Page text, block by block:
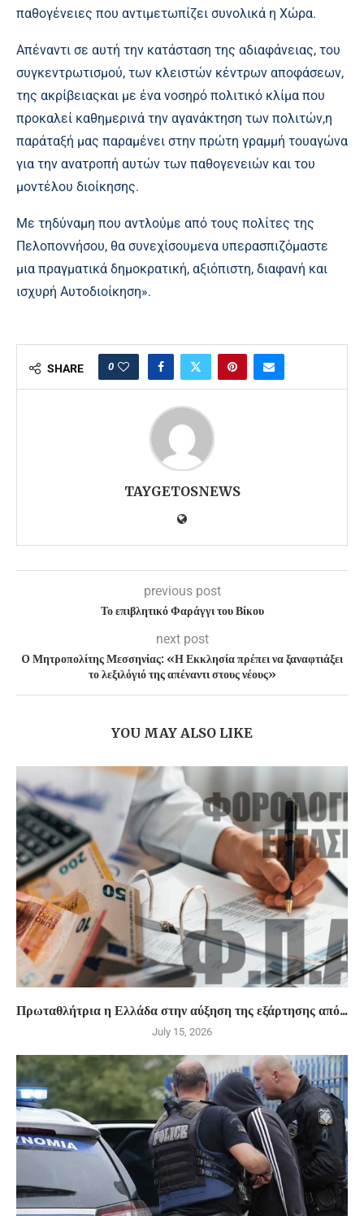
παθογένειες που αντιμετωπίζει συνολικά η Χώρα.
Απέναντι σε αυτή την κατάσταση της αδιαφάνειας, του
συγκεντρωτισμού, των κλειστών κέντρων αποφάσεων,
της ακρίβειαςκαι με ένα νοσηρό πολιτικό κλίμα που
προκαλεί καθημερινά την αγανάκτηση των πολιτών,η
παράταξή μας παραμένει στην πρώτη γραμμή τουαγώνα
για την ανατροπή αυτών των παθογενειών και του
μοντέλου διοίκησης.
Με τηδύναμη που αντλούμε από τους πολίτες της
Πελοποννήσου, θα συνεχίσουμενα υπερασπιζόμαστε
μια πραγματικά δημοκρατική, αξιόπιστη, διαφανή και
ισχυρή Αυτοδιοίκηση».
SHARE 0
TAYGETOSNEWS
previous post
Το επιβλητικό Φαράγγι του Βίκου
next post
O Μητροπολίτης Μεσσηνίας: «Η Εκκλησία πρέπει να ξαναφτιάξει
το λεξιλόγιό της απέναντι στους νέους»
YOU MAY ALSO LIKE
Πρωταθλήτρια η Ελλάδα στην αύξηση της εξάρτησης από...
July 15, 2026